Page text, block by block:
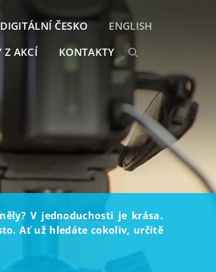
Z AKCÍ KONTAKTY
DIGITÁLNÍ ČESKO ENGLISH
V jednoduchosti je krása.
Ať už hledáte cokoliv, určitě